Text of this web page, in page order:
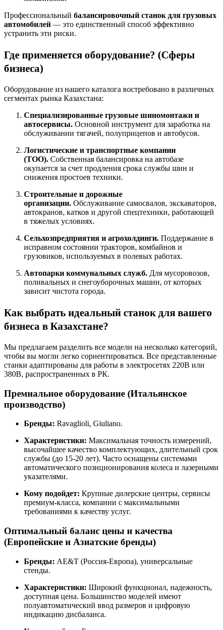
Профессиональный балансировочный станок для грузовых
автомобилей — это единственный способ эффективно
устранить эти риски.
Где применяется оборудование? (Сферы
бизнеса)
Оборудование из нашего каталога востребовано в различных
сегментах рынка Казахстана:
Специализированные грузовые шиномонтажи и
автосервисы. Основной инструмент для заработка на
обслуживании тягачей, полуприцепов и автобусов.
Логистические и транспортные компании
(ТОО). Собственная балансировка на автобазе
окупается за счет продления срока службы шин и
снижения простоев техники.
Строительные и дорожные
организации. Обслуживание самосвалов, экскаваторов,
автокранов, катков и другой спецтехники, работающей
в тяжелых условиях.
Сельхозпредприятия и агрохолдинги. Поддержание в
исправном состоянии тракторов, комбайнов и
грузовиков, используемых в полевых работах.
Автопарки коммунальных служб. Для мусоровозов,
поливальных и снегоуборочных машин, от которых
зависит чистота города.
Как выбрать идеальный станок для вашего
бизнеса в Казахстане?
Мы предлагаем разделить все модели на несколько категорий,
чтобы вы могли легко сориентироваться. Все представленные
станки адаптированы для работы в электросетях 220В или
380В, распространенных в РК.
Премиальное оборудование (Итальянское
производство)
Бренды: Ravaglioli, Giuliano.
Характеристики: Максимальная точность измерений,
высочайшее качество комплектующих, длительный срок
службы (до 15-20 лет). Часто оснащены системами
автоматического позиционирования колеса и лазерными
указателями.
Кому подойдет: Крупные дилерские центры, сервисы
премиум-класса, компании с максимальными
требованиями к качеству услуг.
Оптимальный баланс цены и качества
(Европейские и Азиатские бренды)
Бренды: AE&T (Россия-Европа), универсальные
стенды.
Характеристики: Широкий функционал, надежность,
доступная цена. Большинство моделей имеют
полуавтоматический ввод размеров и цифровую
индикацию дисбаланса.